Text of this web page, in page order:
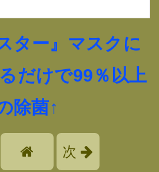
ター』マスクに
だけで99％以上
除菌↑
次